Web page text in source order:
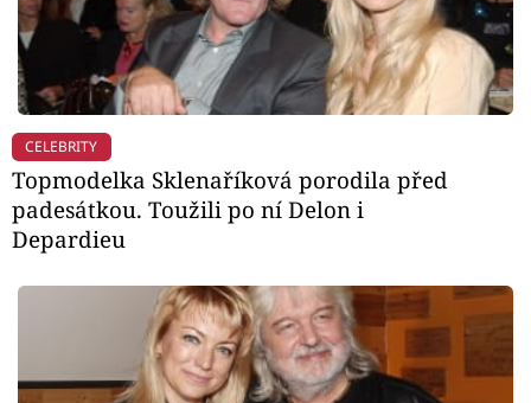
Přihlášení
Sledujte nás
CELEBRITY
Topmodelka Sklenaříková porodila před
padesátkou. Toužili po ní Delon i
Depardieu